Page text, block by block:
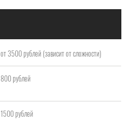
от 3500 рублей (зависит от сложности)
800 рублей
1500 рублей